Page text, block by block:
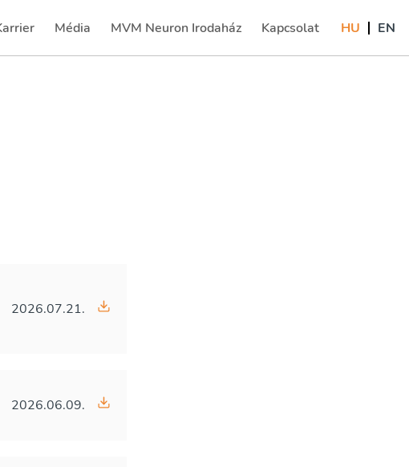
Média MVM Neuron Irodaház
(current) Kapcsolat HU EN
2026.07.21.
2026.06.09.